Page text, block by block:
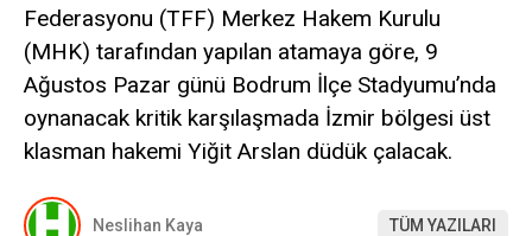
Federasyonu (TFF) Merkez Hakem Kurulu
(MHK) tarafından yapılan atamaya göre, 9
Ağustos Pazar günü Bodrum İlçe Stadyumu’nda
oynanacak kritik karşılaşmada İzmir bölgesi üst
klasman hakemi Yiğit Arslan düdük çalacak.
Neslihan Kaya TÜM YAZILARI